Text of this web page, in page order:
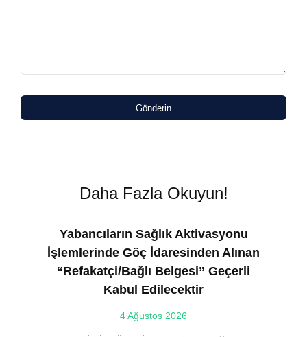
Gönderin
Daha Fazla Okuyun!
Yabancıların Sağlık Aktivasyonu
İşlemlerinde Göç İdaresinden Alınan
“Refakatçi/Bağlı Belgesi” Geçerli
Kabul Edilecektir
4 Ağustos 2026